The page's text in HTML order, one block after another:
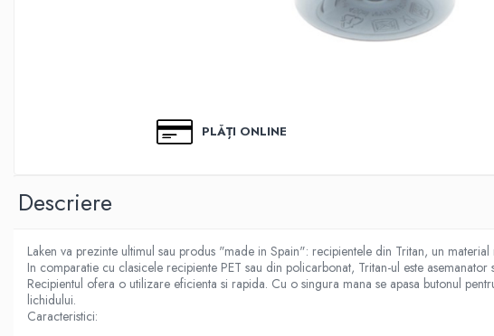
Demachiere si Curatare Ten
Pensete
Produse igiena intima
PLĂȚI ONLINE
Descriere
Laken va prezinte ultimul sau produs "made in Spain": recipientele din Tritan, un
In comparatie cu clasicele recipiente PET sau din policarbonat, Tritan-ul este
Recipientul ofera o utilizare eficienta si rapida. Cu o singura mana se apasa butonul
lichidului.
Caracteristici: